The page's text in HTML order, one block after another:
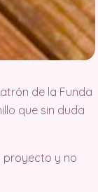
de la Funda
que sin duda
proyecto y no